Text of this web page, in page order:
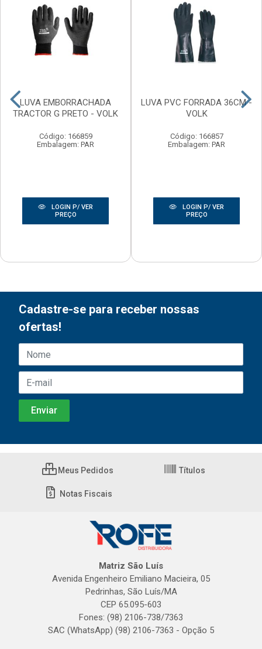
LUVA EMBORRACHADA
TRACTOR G PRETO - VOLK
Código: 166859
Embalagem: PAR
LOGIN P/ VER
PREÇO
LUVA PVC FORRADA 36CM -
VOLK
Código: 166857
Embalagem: PAR
LOGIN P/ VER
PREÇO
Cadastre-se para receber nossas
ofertas!
Meus Pedidos Títulos
Notas Fiscais
Matriz São Luís
Avenida Engenheiro Emiliano Macieira, 05
Pedrinhas, São Luís/MA
CEP 65.095-603
Fones: (98) 2106-738/7363
SAC (WhatsApp) (98) 2106-7363 - Opção 5